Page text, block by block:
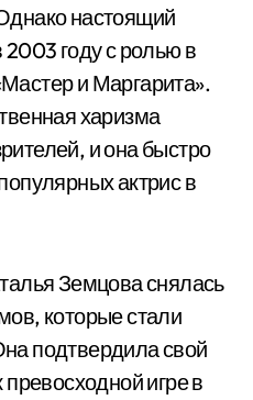
настоящий
году с ролью в
и Маргарита».
харизма
и она быстро
актрис в
Земцова снялась
которые стали
подтвердила свой
превосходной игре в